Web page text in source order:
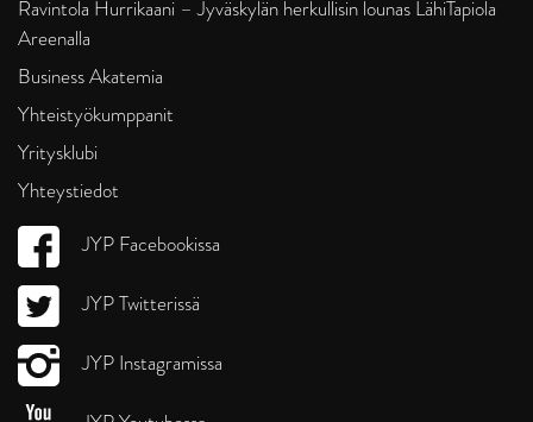
Ravintola Hurrikaani – Jyväskylän herkullisin lounas LähiTapiola
Areenalla
Business Akatemia
Yhteistyökumppanit
Yritysklubi
Yhteystiedot
JYP Facebookissa
JYP Twitterissä
JYP Instagramissa